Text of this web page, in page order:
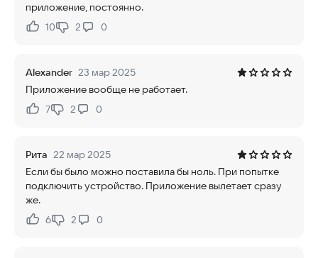
приложение, постоянно.
Нравится:
10Не нравится:
2 0
Alexander 23 мар 2025
Приложение вообще не работает.
Нравится:
7Не нравится:
2 0
Рита 22 мар 2025
Если бы было можно поставила бы ноль. При попытке
подключить устройство. Приложение вылетает сразу
же.
Нравится:
6Не нравится:
2 0